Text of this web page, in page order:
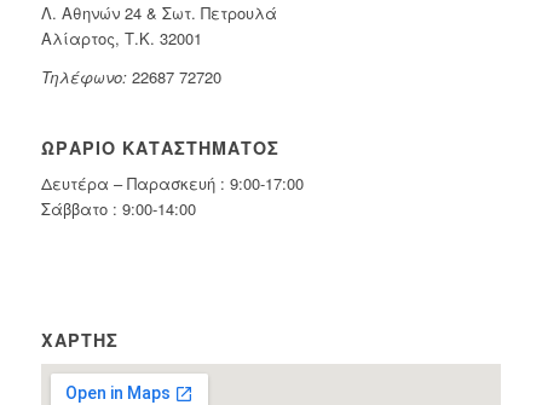
Λ. Αθηνών 24 & Σωτ. Πετρουλά
Αλίαρτος, Τ.Κ. 32001
Τηλέφωνο:22687 72720
ΩΡΆΡΙΟ ΚΑΤΑΣΤΉΜΑΤΟΣ
Δευτέρα – Παρασκευή : 9:00-17:00
Σάββατο : 9:00-14:00
ΧΆΡΤΗΣ